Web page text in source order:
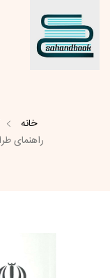
خانه
راهنمای